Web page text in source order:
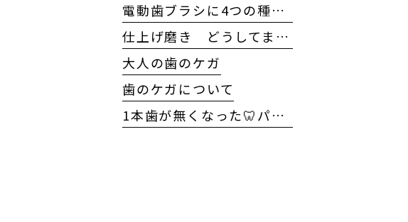
電動歯ブラシに4つの種類がある！
仕上げ磨き どうしてますか?
大人の歯のケガ
歯のケガについて
1本歯が無くなった🦷パート2